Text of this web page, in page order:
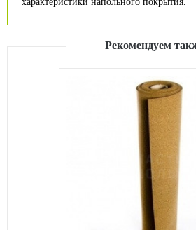
Рекомендуем